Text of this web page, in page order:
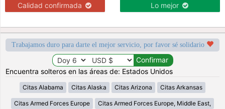
Calidad confirmada Lo mejor
Trabajamos duro para darte el mejor servicio, por favor sé solidario
Encuentra solteros en las áreas de: Estados Unidos
Citas Alabama Citas Alaska Citas Arizona Citas Arkansas
Citas Armed Forces Europe Citas Armed Forces Europe, Middle East,